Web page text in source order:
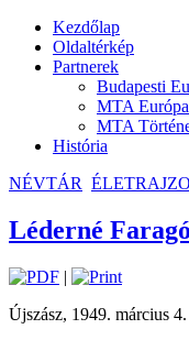
Kezdőlap
Oldaltérkép
Partnerek
Budapesti
MTA
MTA
História
NÉVTÁR
Léderné
|
Újszász, 1949. március 4.